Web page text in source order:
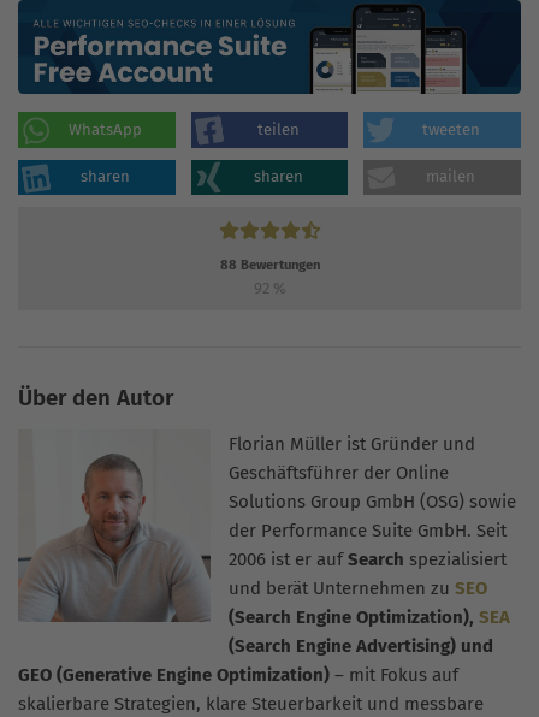
WhatsApp teilen tweeten
sharen sharen mailen
88 Bewertungen
92 %
Über den Autor
Florian Müller ist Gründer und
Geschäftsführer der Online
Solutions Group GmbH (OSG) sowie
der Performance Suite GmbH. Seit
2006 ist er aufSearch spezialisiert
und berät Unternehmen zu SEO
(Search Engine Optimization), SEA
(Search Engine Advertising) und
GEO (Generative Engine Optimization) – mit Fokus auf
skalierbare Strategien, klare Steuerbarkeit und messbare